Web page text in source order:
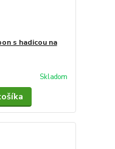
s hadicou na
Skladom